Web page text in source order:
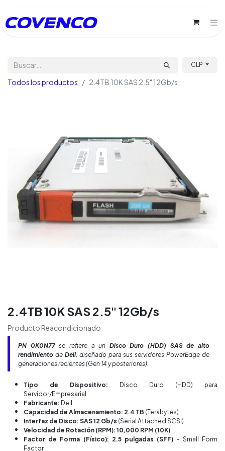
CLP
Todos los productos 2.4TB 10K SAS 2.5" 12Gb/s
2.4TB 10K SAS 2.5" 12Gb/s
Producto Reacondicionado
PN 0K0N77se refiere a un Disco Duro (HDD) SAS de alto
rendimiento de Dell, diseñado para sus servidores PowerEdge de
generaciones recientes (Gen 14 y posteriores).
Tipo de Dispositivo:
Disco Duro (HDD) para
Servidor/Empresarial
Fabricante: Dell
Capacidad de Almacenamiento: 2.4 TB (Terabytes)
Interfaz de Disco: SAS 12 Gb/s (Serial Attached SCSI)
Velocidad de Rotación (RPM): 10,000 RPM (10K)
Factor de Forma (Físico): 2.5 pulgadas (SFF) - Small Form
Factor